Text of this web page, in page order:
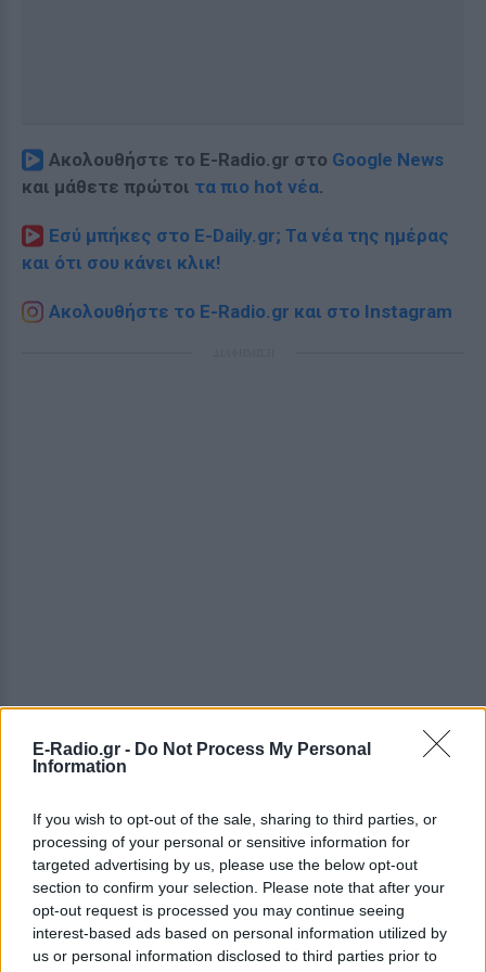
E-Radio.gr - Do Not Process My Personal
Information
If you wish to opt-out of the sale, sharing to third parties, or
processing of your personal or sensitive information for
targeted advertising by us, please use the below opt-out
section to confirm your selection. Please note that after your
opt-out request is processed you may continue seeing
interest-based ads based on personal information utilized by
us or personal information disclosed to third parties prior to
Ακολουθήστε το E-Radio.gr στο Google News
και μάθετε πρώτοι τα πιο hot νέα.
Εσύ μπήκες στο E-Daily.gr; Τα νέα της ημέρας
και ότι σου κάνει κλικ!
Ακολουθήστε το E-Radio.gr και στο Instagram
ΔΕΙΤΕ ΕΠΙΣΗΣ
ΣΤΗΝ ΙΔΙΑ ΚΑΤΗΓΟΡΙΑ